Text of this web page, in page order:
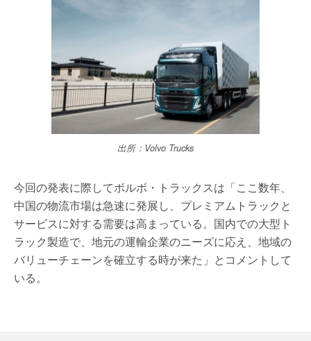
出所：Volvo Trucks
今回の発表に際してボルボ・トラックスは「ここ数年、
中国の物流市場は急速に発展し、プレミアムトラックと
サービスに対する需要は高まっている。国内での大型ト
ラック製造で、地元の運輸企業のニーズに応え、地域の
バリューチェーンを確立する時が来た」とコメントして
いる。